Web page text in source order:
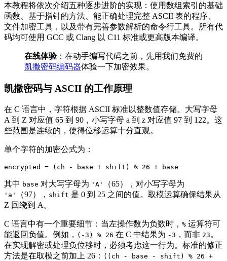
本教程将依次介绍五种逐步进阶的实现：使用数组索引的基础
函数、基于指针的方法、能正确处理完整 ASCII 表的程序、
文件加密工具，以及带有完善参数解析的命令行工具。所有代
码均可使用 GCC 或 Clang 以 C11 标准或更高版本编译。
在线体验：在动手编写代码之前，先用我们免费的
凯撒密码编码器体验一下加密效果。
凯撒密码与 ASCII 的工作原理
在 C 语言中，字符根据 ASCII 标准以整数值存储。大写字母
A 到 Z 对应值 65 到 90，小写字母 a 到 z 对应值 97 到 122。这
些范围是连续的，使得位移运算十分直观。
单个字符的加密公式为：
其中 base 对大写字母为 'A' （65），对小写字母为
'a' （97）， shift 是 0 到 25 之间的值。取模运算确保结果从
Z 回绕到 A。
C 语言中有一个重要细节：当左操作数为负数时， % 运算符可
能返回负值。例如， (-3) % 26 在 C 中结果为 -3 ，而非 23 。
在实现解密或处理负位移时，必须考虑这一行为。标准的修正
方法是在取模之前加上 26： ((ch - base - shift) % 26 +